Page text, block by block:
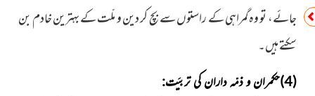
جائے، تو وہ گمراہی کے راستوں سے بچ کر دین و ملّت کے بہترین خادم بن
سکتے ہیں۔
(4)حکمران و ذمّہ داران کی تربیَت: